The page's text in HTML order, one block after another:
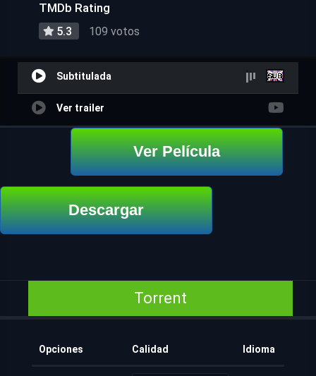
TMDb Rating
5.3 109 votos
Subtitulada
Ver trailer
Ver Película
Descargar
Torrent
Opciones Calidad Idioma